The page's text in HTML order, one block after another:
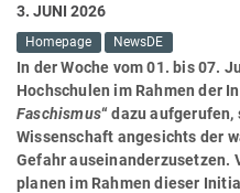
3. JUNI 2026
Homepage NewsDE
In der Woche vom 01. bis 07.
Hochschulen im Rahmen der
Faschismus“ dazu
Wissenschaft angesichts der
Gefahr auseinanderzusetzen.
planen im Rahmen dieser